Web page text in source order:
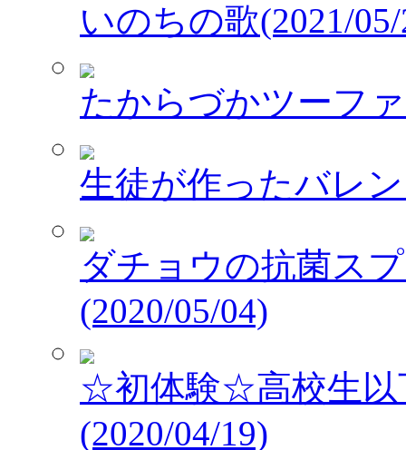
いのちの歌(2021/
たからづかツーフ
生徒が作ったバレ
ダチョウの抗菌ス
(2020/05/04)
☆初体験☆高校生以
(2020/04/19)